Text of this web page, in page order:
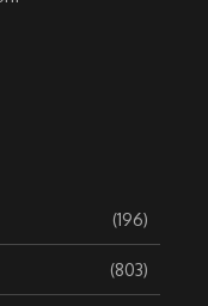
(196)
(803)